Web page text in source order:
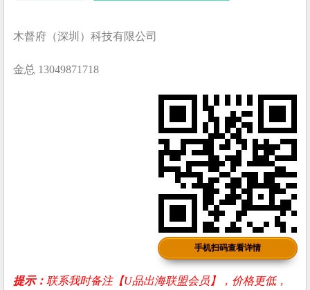
木督府（深圳）科技有限公司
金总 13049871718
手机扫码查看详情
提示：联系我时备注【U品出海联盟会员】，价格更低，